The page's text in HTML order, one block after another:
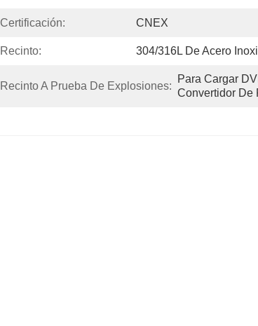
Certificación: CNEX
Recinto: 304/316L De Acero
Recinto A Prueba De Explosiones:
Para Cargar
Convertidor De